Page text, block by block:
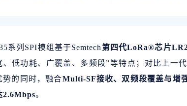
系列SPI模组基于Semtech第四代LoRa®芯片
、低功耗、广覆盖、多频段”等特点；对比上一
势的同时，融合Multi-SF接收、双频段覆盖与增
2.6Mbps。